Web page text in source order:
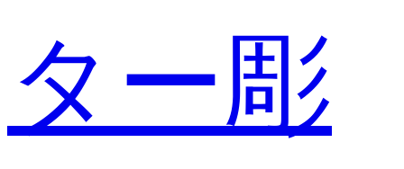
ター彫